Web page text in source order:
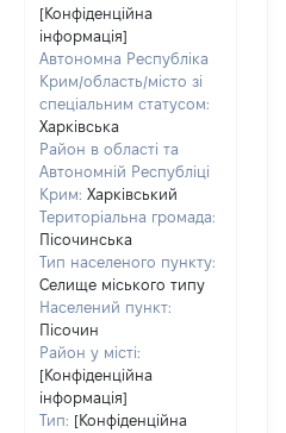
[Конфіденційна
інформація]
Автономна Республіка
Крим/область/місто зі
спеціальним статусом:
Харківська
Район в області та
Автономній Республіці
Крим: Харківський
Територіальна громада:
Пісочинська
Тип населеного пункту:
Селище міського типу
Населений пункт:
Пісочин
Район у місті:
[Конфіденційна
інформація]
Тип: [Конфіденційна